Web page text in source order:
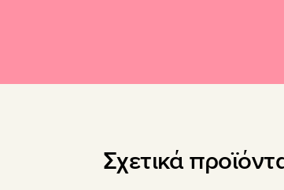
Σχετικά